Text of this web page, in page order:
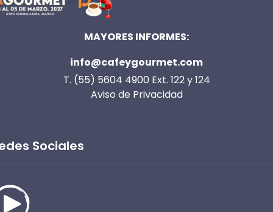
MAYORES INFORMES:
info@cafeygourmet.com
T. (55) 5604 4900 Ext. 122 y 124
Aviso de Privacidad
Sociales